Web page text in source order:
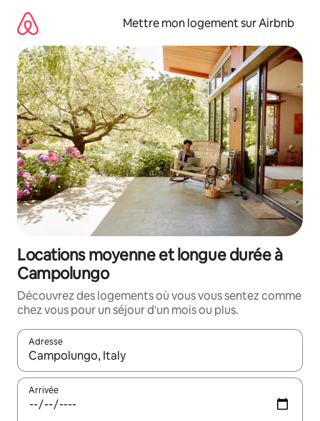
directement
contenu
Mettre mon logement sur Airbnb
Locations moyenne et longue durée à
Campolungo
Découvrez des logements où vous vous sentez comme
chez vous pour un séjour d'un mois ou plus.
Adresse
Lorsque les résultats s'affichent, utilisez les flèches vers le
Arrivée